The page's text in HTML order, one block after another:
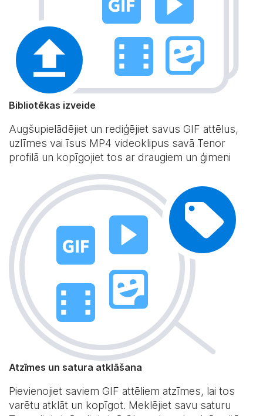
Bibliotēkas izveide
Augšupielādējiet un rediģējiet savus GIF attēlus,
uzlīmes vai īsus MP4 videoklipus savā Tenor
profilā un kopīgojiet tos ar draugiem un ģimeni
Atzīmes un satura atklāšana
Pievienojiet saviem GIF attēliem atzīmes, lai tos
varētu atklāt un kopīgot. Meklējiet savu saturu